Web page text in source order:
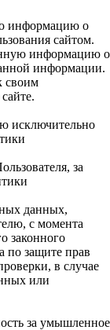
информацию о
сайтом.
информацию о
информации.
своим
исключительно
за
данных,
с момента
законного
по защите прав
в случае
или
за умышленное